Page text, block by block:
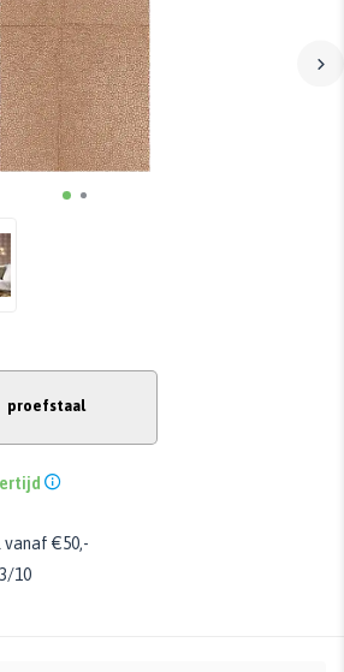
proefstaal
vanaf €50,-
10